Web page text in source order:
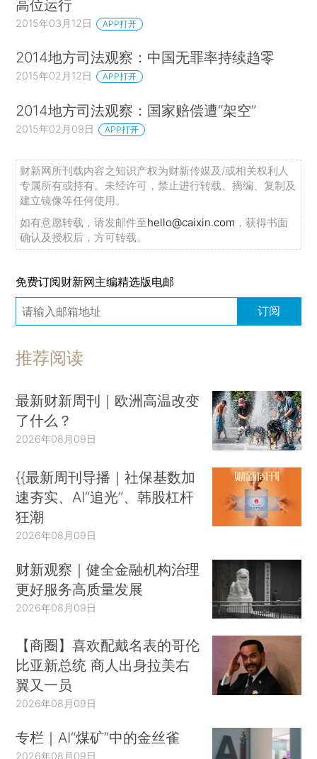
高位运行
2015年03月12日 APP打开
2014地方司法观察：中国无罪率持续趋零
2015年02月12日 APP打开
2014地方司法观察：国家赔偿遭“架空”
2015年02月09日 APP打开
财新网所刊载内容之知识产权为财新传媒及/或相关权利人
专属所有或持有。未经许可，禁止进行转载、摘编、复制及
建立镜像等任何使用。
如有意愿转载，请发邮件至hello@caixin.com ，获得书面
确认及授权后，方可转载。
免费订阅财新网主编精选版电邮
订阅
推荐阅读
最新财新周刊｜欧洲高温改变
了什么？
2026年08月09日
{{最新周刊导播｜社保基数加
速夯实、AI“追光”、韩股杠杆
狂潮
2026年08月09日
财新观察｜健全金融机构治理
更好服务高质量发展
2026年08月09日
【商圈】喜欢配戴名表的哥伦
比亚新总统 商人出身拉美右
翼又一员
2026年08月09日
专栏｜AI“煤矿”中的金丝雀
2026年08月09日